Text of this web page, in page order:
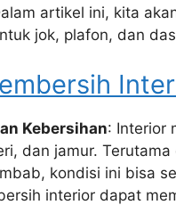
artikel ini, kita
jok, plafon, dan
Kebersihan: Interior
dan jamur.
kondisi ini bisa
interior dapat